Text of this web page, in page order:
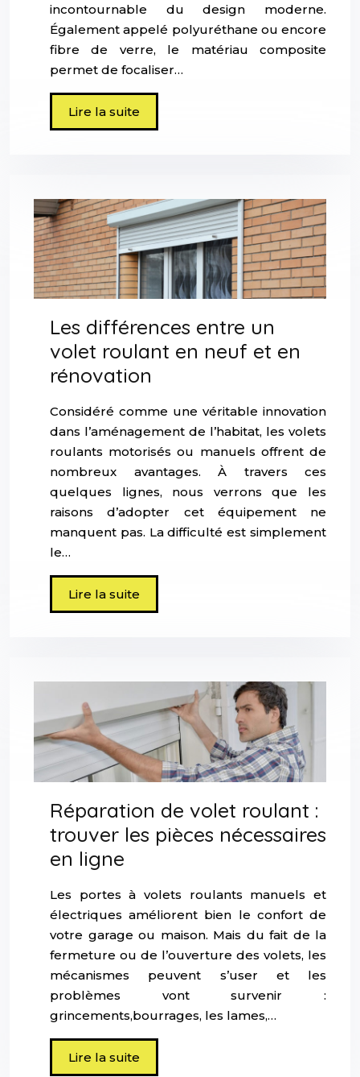
incontournable du design moderne.
Également appelé polyuréthane ou encore
fibre de verre, le matériau composite
permet de focaliser…
Lire la suite
Les différences entre un
volet roulant en neuf et en
rénovation
Considéré comme une véritable innovation
dans l’aménagement de l’habitat, les volets
roulants motorisés ou manuels offrent de
nombreux avantages. À travers ces
quelques lignes, nous verrons que les
raisons d’adopter cet équipement ne
manquent pas. La difficulté est simplement
le…
Lire la suite
Réparation de volet roulant :
trouver les pièces nécessaires
en ligne
Les portes à volets roulants manuels et
électriques améliorent bien le confort de
votre garage ou maison. Mais du fait de la
fermeture ou de l’ouverture des volets, les
mécanismes peuvent s’user et les
problèmes vont survenir :
grincements,bourrages, les lames,…
Lire la suite